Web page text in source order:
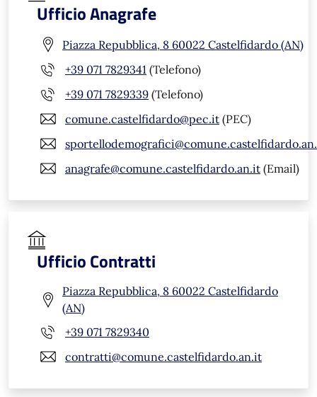
Ufficio Anagrafe
Piazza Repubblica, 8 60022 Castelfidardo (AN)
+39 071 7829341 (Telefono)
+39 071 7829339 (Telefono)
comune.castelfidardo@pec.it (PEC)
anagrafe@comune.castelfidardo.an.it (Email)
Ufficio Contratti
Piazza Repubblica, 8 60022 Castelfidardo
(AN)
+39 071 7829340
contratti@comune.castelfidardo.an.it